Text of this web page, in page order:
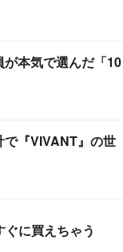
本気で選んだ「10
で『VIVANT』の世
に買えちゃう